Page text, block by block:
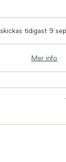
skickas tidigast 9
Mer info